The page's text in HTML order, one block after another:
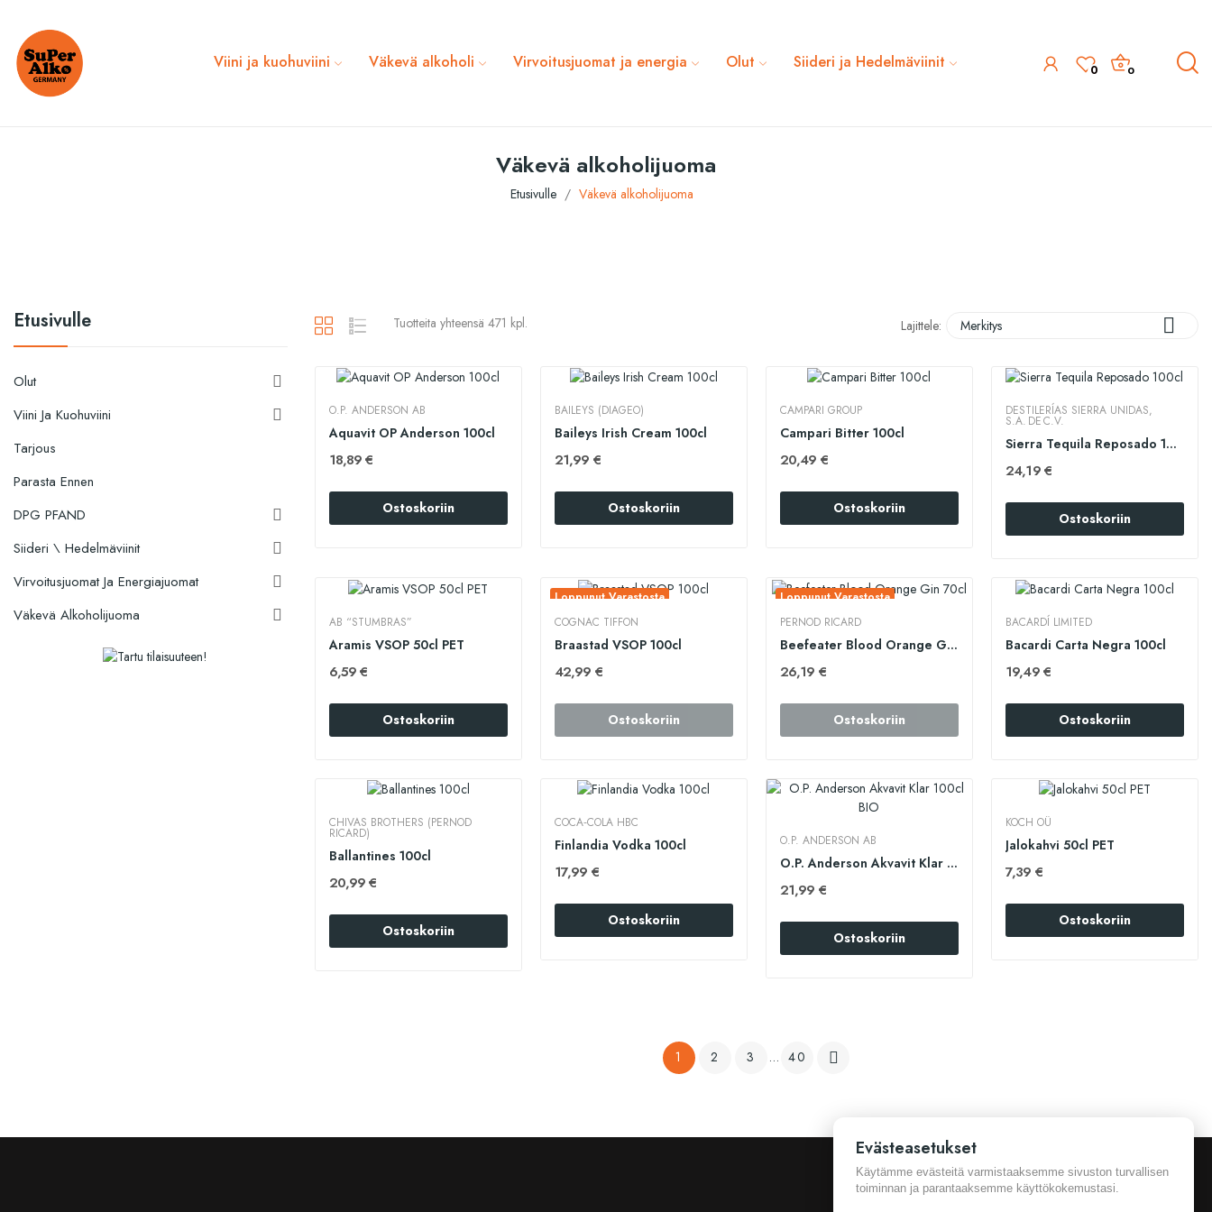
Viini ja kuohuviini Väkevä alkoholi Virvoitusjuomat ja energia Olut Siideri ja Hedelmäviinit 0 0
Väkevä alkoholijuoma
Etusivulle Väkevä alkoholijuoma
Etusivulle
Olut 
Viini Ja Kuohuviini 
Tarjous
Parasta Ennen
DPG PFAND

Siideri \ Hedelmäviinit 
Virvoitusjuomat Ja Energiajuomat 
Väkevä Alkoholijuoma 
Tuotteita yhteensä 471 kpl. Lajittele: Merkitys 
O.P. ANDERSON AB
Aquavit OP Anderson 100cl
18,89 €
Ostoskoriin
BAILEYS (DIAGEO)
Baileys Irish Cream 100cl
21,99 €
Ostoskoriin
CAMPARI GROUP
Campari Bitter 100cl
20,49 €
Ostoskoriin
DESTILERÍAS SIERRA UNIDAS,
S.A. DE C.V.
Sierra Tequila Reposado 100cl
24,19 €
Ostoskoriin
AB “STUMBRAS”
Aramis VSOP 50cl PET
6,59 €
Ostoskoriin
Loppunut Varastosta
COGNAC TIFFON
Braastad VSOP 100cl
42,99 €
Ostoskoriin
Loppunut Varastosta
PERNOD RICARD
Beefeater Blood Orange Gin 70cl
26,19 €
Ostoskoriin
BACARDÍ LIMITED
Bacardi Carta Negra 100cl
19,49 €
Ostoskoriin
CHIVAS BROTHERS (PERNOD
RICARD)
Ballantines 100cl
20,99 €
Ostoskoriin
COCA‑COLA HBC
Finlandia Vodka 100cl
17,99 €
Ostoskoriin
O.P. ANDERSON AB
O.P. Anderson Akvavit Klar 100cl BIO
21,99 €
Ostoskoriin
KOCH OÜ
Jalokahvi 50cl PET
7,39 €
Ostoskoriin
1 2 3 … 40 
Evästeasetukset
Käytämme evästeitä varmistaaksemme sivuston turvallisen
toiminnan ja parantaaksemme käyttökokemustasi.